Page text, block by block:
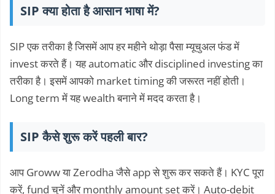
SIP क्या होता है आसान भाषा में?
SIP एक तरीका है जिसमें आप हर महीने थोड़ा पैसा म्यूचुअल फंड में
invest करते हैं। यह automatic और disciplined investing का
तरीका है। इसमें आपको market timing की जरूरत नहीं होती।
Long term में यह wealth बनाने में मदद करता है।
SIP कैसे शुरू करें पहली बार?
आप Groww या Zerodha जैसे app से शुरू कर सकते हैं। KYC पूरा
करें, fund चुनें और monthly amount set करें। Auto-debit